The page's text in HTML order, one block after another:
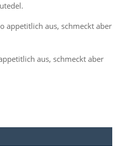
aus, schmeckt aber